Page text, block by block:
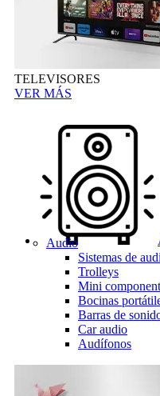
TELEVISORES
VER MÁS
Audio
Sistemas de
Trolleys
Mini
Bocinas
Barras de
Car audio
Audífonos